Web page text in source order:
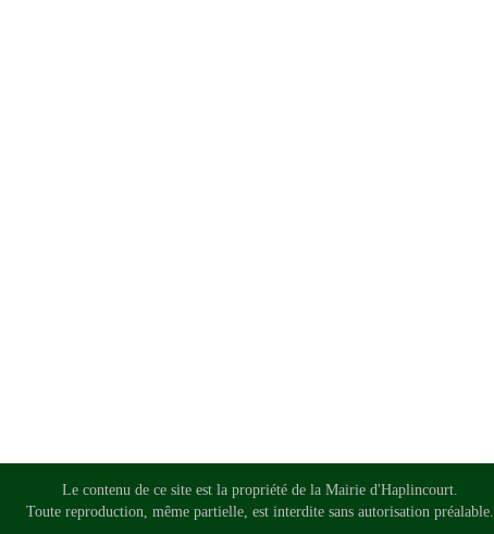
Le contenu de ce site est la propriété de la Mairie d'Haplincourt.
Toute reproduction, même partielle, est interdite sans autorisation préalable.